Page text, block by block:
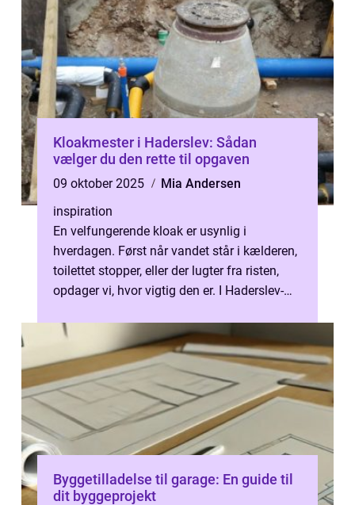
Kloakmester i Haderslev: Sådan
vælger du den rette til opgaven
09 oktober 2025
Mia Andersen
inspiration
En velfungerende kloak er usynlig i
hverdagen. Først når vandet står i kælderen,
toilettet stopper, eller der lugter fra risten,
opdager vi, hvor vigtig den er. I Haderslev-
Byggetilladelse til garage: En guide til
dit byggeprojekt